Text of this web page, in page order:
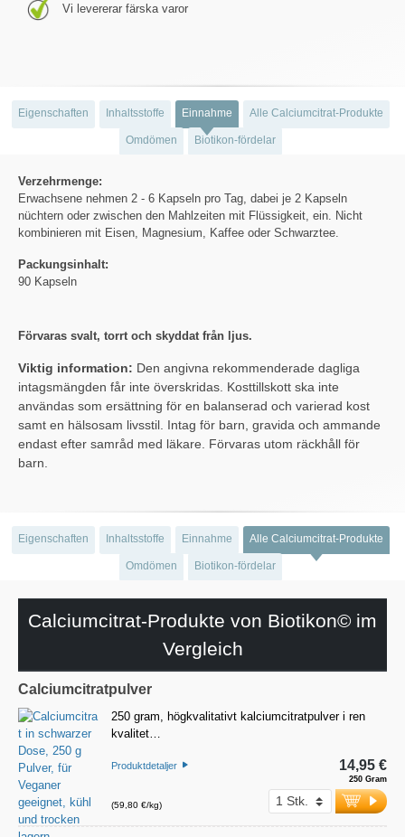
Vi levererar färska varor
Eigenschaften Inhaltsstoffe Einnahme Alle Calciumcitrat-Produkte
Omdömen Biotikon-fördelar
Verzehrmenge:
Erwachsene nehmen 2 - 6 Kapseln pro Tag, dabei je 2 Kapseln
nüchtern oder zwischen den Mahlzeiten mit Flüssigkeit, ein. Nicht
kombinieren mit Eisen, Magnesium, Kaffee oder Schwarztee.
Packungsinhalt:
90 Kapseln
Förvaras svalt, torrt och skyddat från ljus.
Viktig information: Den angivna rekommenderade dagliga
intagsmängden får inte överskridas. Kosttillskott ska inte
användas som ersättning för en balanserad och varierad kost
samt en hälsosam livsstil. Intag för barn, gravida och ammande
endast efter samråd med läkare. Förvaras utom räckhåll för
barn.
Eigenschaften Inhaltsstoffe Einnahme Alle Calciumcitrat-Produkte
Omdömen Biotikon-fördelar
Calciumcitrat-Produkte von Biotikon© im
Vergleich
Calciumcitratpulver
250 gram, högkvalitativt kalciumcitratpulver i ren
kvalitet…
Produktdetaljer
(59,80 €/kg)
250 Gram
14,95 €